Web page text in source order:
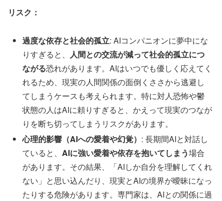
リスク：
過度な依存と社会的孤立: AIコンパニオンに夢中にな
りすぎると、 人間との交流が減って社会的孤立につ
ながる恐れがあります。AIはいつでも優しく応えてく
れるため、現実の人間関係の面倒くささから逃避し
てしまうケースも考えられます。特に対人恐怖や鬱
状態の人はAIに頼りすぎると、かえって現実のつなが
りを断ち切ってしまうリスクがあります。
心理的影響（AIへの愛着や幻覚） : 長期間AIと対話し
ていると、AIに強い愛着や依存を抱いてしまう場合
があります。その結果、「AIしか自分を理解してくれ
ない」と思い込んだり、現実とAIの境界が曖昧になっ
たりする危険があります。専門家は、AIとの関係に過